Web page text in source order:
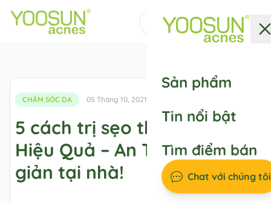
Messenger
Sản phẩm
Tin nổi bật
Tìm điểm bán
Chat với chúng tôi
CHĂM SÓC DA 05 Tháng 10, 2021
5 cách trị sẹo thâm ở mặt
Hiệu Quả – An Toàn – Đơn
giản tại nhà!